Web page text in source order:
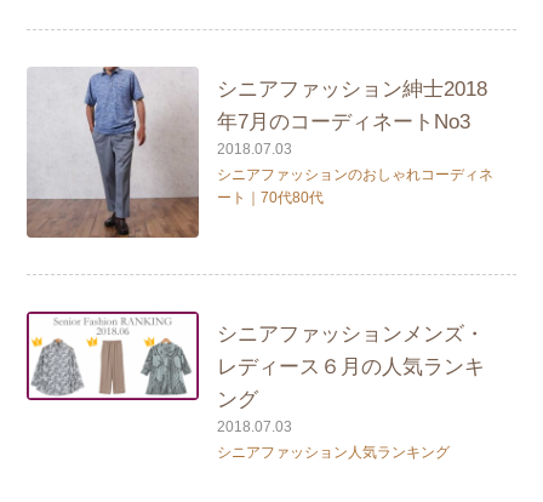
シニアファッション紳士2018
年7月のコーディネートNo3
2018.07.03
シニアファッションのおしゃれコーディネ
ート｜70代80代
シニアファッションメンズ・
レディース６月の人気ランキ
ング
2018.07.03
シニアファッション人気ランキング